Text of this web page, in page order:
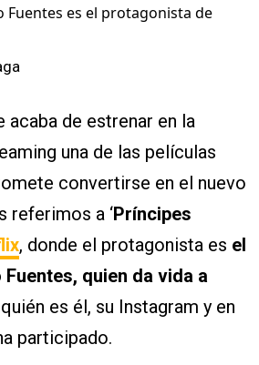
Fuentes es el protagonista de
acaba de estrenar en la
una de las películas
convertirse en el nuevo
referimos a ‘Príncipes
, donde el protagonista es el
quien da vida a
es él, su Instagram y en
participado.